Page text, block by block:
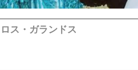
ロス・ガランドス